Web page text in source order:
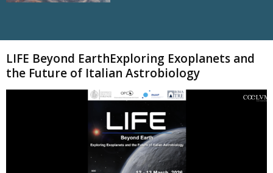
LIFE Beyond EarthExploring Exoplanets and
the Future of Italian Astrobiology